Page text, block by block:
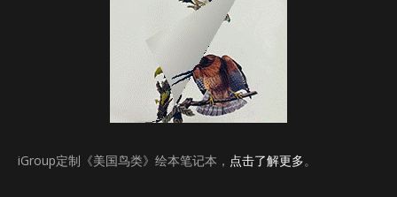
iGroup定制《美国鸟类》绘本笔记本， 点击了解更多。